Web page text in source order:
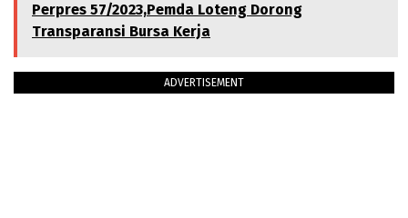
Perpres 57/2023,Pemda Loteng Dorong
Transparansi Bursa Kerja
ADVERTISEMENT